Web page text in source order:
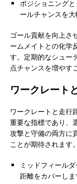
ポジショニング
ールチャンスを
ゴール貢献を向上さ
ームメイトとの化学
す。定期的なシュー
点チャンスを増やす
ワークレート
ワークレートと走行
重要な指標であり、
攻撃と守備の両方に
ことが期待されます。
ミッドフィール
距離をカバーしま